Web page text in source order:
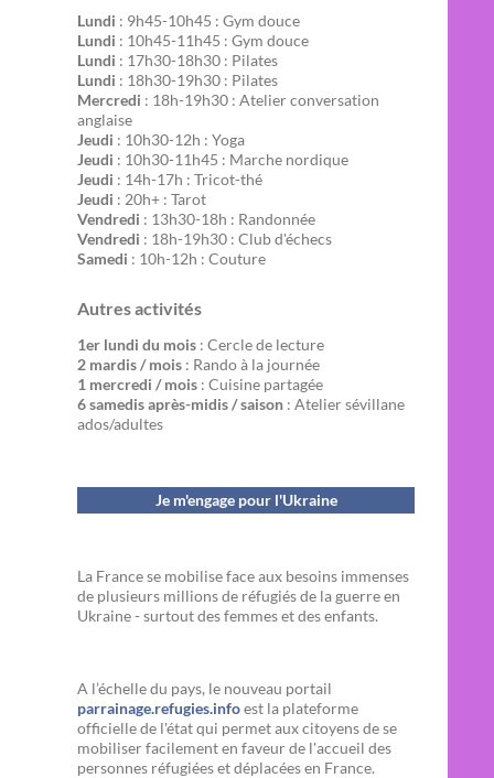
Lundi : 9h45-10h45 : Gym douce
Lundi : 10h45-11h45 : Gym douce
Lundi : 17h30-18h30 : Pilates
Lundi : 18h30-19h30 : Pilates
Mercredi : 18h-19h30 : Atelier conversation
anglaise
Jeudi : 10h30-12h : Yoga
Jeudi : 10h30-11h45 : Marche nordique
Jeudi : 14h-17h : Tricot-thé
Jeudi : 20h+ : Tarot
Vendredi : 13h30-18h : Randonnée
Vendredi : 18h-19h30 : Club d'échecs
Samedi : 10h-12h : Couture
Autres activités
1er lundi du mois : Cercle de lecture
2 mardis / mois : Rando à la journée
1 mercredi / mois : Cuisine partagée
6 samedis après-midis / saison : Atelier sévillane
ados/adultes
Je m'engage pour l'Ukraine
La France se mobilise face aux besoins immenses
de plusieurs millions de réfugiés de la guerre en
Ukraine - surtout des femmes et des enfants.
A l’échelle du pays, le nouveau portail
parrainage.refugies.infoest la plateforme
officielle de l'état qui permet aux citoyens de se
mobiliser facilement en faveur de l'accueil des
personnes réfugiées et déplacées en France.